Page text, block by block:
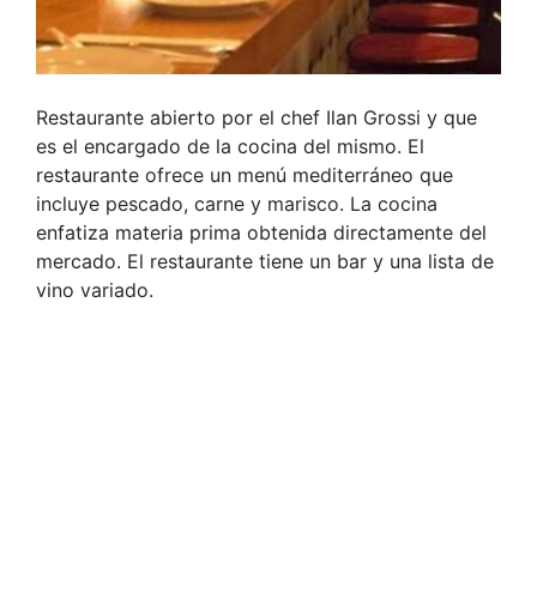
Restaurante abierto por el chef Ilan Grossi y que
es el encargado de la cocina del mismo. El
restaurante ofrece un menú mediterráneo que
incluye pescado, carne y marisco. La cocina
enfatiza materia prima obtenida directamente del
mercado. El restaurante tiene un bar y una lista de
vino variado.